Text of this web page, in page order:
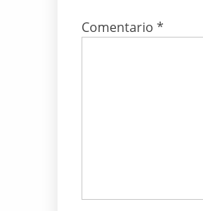
Comentario *